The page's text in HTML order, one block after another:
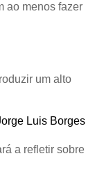
ao menos fazer
um alto
Luis Borges
a refletir sobre